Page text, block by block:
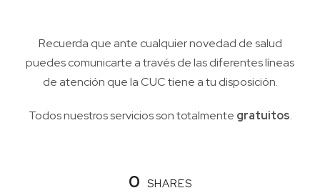
Recuerda que ante cualquier novedad de salud
puedes comunicarte a través de las diferentes líneas
de atención que la CUC tiene a tu disposición.
Todos nuestros servicios son totalmente gratuitos.
0 SHARES